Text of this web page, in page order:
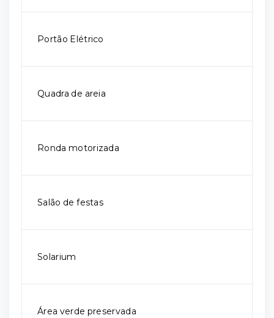
Portão Elétrico
Quadra de areia
Ronda motorizada
Salão de festas
Solarium
Área verde preservada